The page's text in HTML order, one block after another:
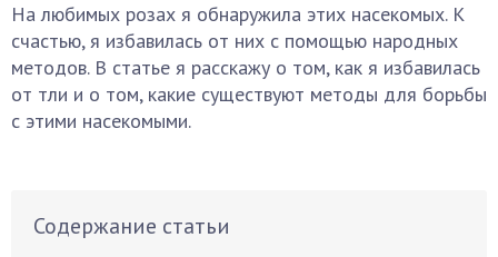
На любимых розах я обнаружила этих насекомых. К
счастью, я избавилась от них с помощью народных
методов. В статье я расскажу о том, как я избавилась
от тли и о том, какие существуют методы для борьбы
с этими насекомыми.
Содержание статьи